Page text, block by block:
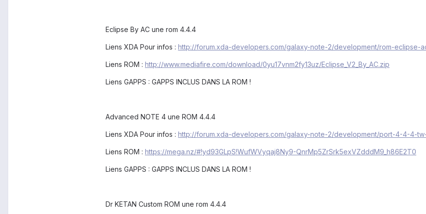
Eclipse By AC une rom 4.4.4
Liens XDA Pour infos : http://forum.xda-developers.com/galaxy-note-2/development/rom-eclipse-
Liens ROM : http://www.mediafire.com/download/0yu17vnm2fy13uz/Eclipse_V2_By_AC.zip
Liens GAPPS : GAPPS INCLUS DANS LA ROM !
Advanced NOTE 4 une ROM 4.4.4
Liens XDA Pour infos : http://forum.xda-developers.com/galaxy-note-2/development/port-4-4-4-
Liens ROM : https://mega.nz/#!yd93GLpS!WufWVyqaj8Ny9-QnrMp5ZrSrk5exVZdddM9_h86E2T0
Liens GAPPS : GAPPS INCLUS DANS LA ROM !
Dr KETAN Custom ROM une rom 4.4.4